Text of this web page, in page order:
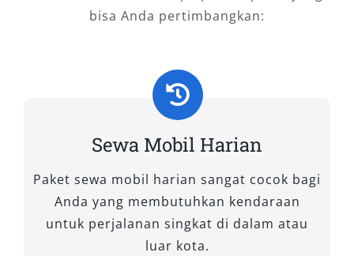
sekarang untuk booking mobil di Bandara
bisa Anda pertimbangkan:
Sewa Mobil Harian
Paket sewa mobil harian sangat cocok bagi
Anda yang membutuhkan kendaraan
untuk perjalanan singkat di dalam atau
luar kota.